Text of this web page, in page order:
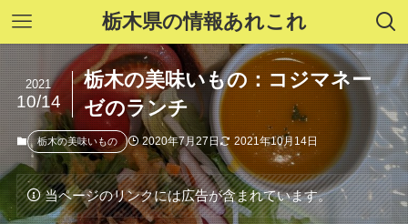
栃木県の情報あれこれ
栃木の美味いもの：コジマネー
ゼのランチ
2021
10/14
栃木の美味いもの 2020年7月27日 2021年10月14日
当ページのリンクには広告が含まれています。